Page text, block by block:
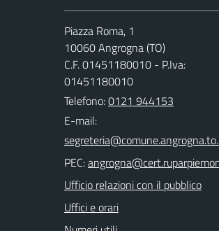
Piazza Roma, 1
10060 Angrogna (TO)
C.F. 01451180010 - P.Iva:
01451180010
Telefono:0121 944153
E-mail:
PEC:
Ufficio relazioni con il pubblico
Uffici e orari